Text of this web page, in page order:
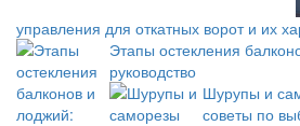
управления для откатных ворот и их
Этапы остекления
руководство
Шурупы и
советы по